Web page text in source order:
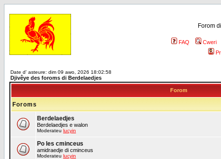
Forom
FAQ
Cweri
Date d' asteure: dim 09 awo, 2026 18:02:58
Djivêye des foroms di Berdelaedjes
Forom
Foroms
Berdelaedjes
Berdelaedjes e walon
Moderateu lucyin
Po les cminceus
amidraedje di cminceus
Moderateu lucyin